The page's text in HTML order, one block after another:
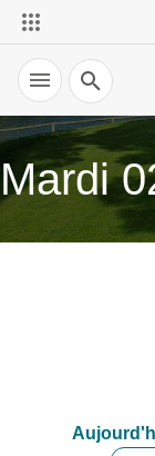
Recherche
Mardi